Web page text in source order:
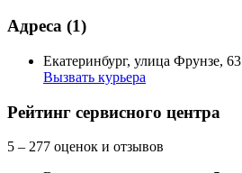
Адреса (1)
Екатеринбург, улица Фрунзе, 63
Вызвать курьера
Как добраться API Карт
Рейтинг сервисного центра
5 – 277 оценок и отзывов